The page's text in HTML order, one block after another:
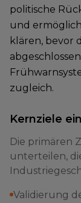
politische
und
klären, bevor
zugleich.
Kernziele
Die primären
unterteilen,
Validierung